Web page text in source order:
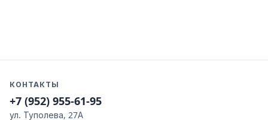
КОНТАКТЫ
+7 (952) 955-61-95
ул. Туполева, 27А